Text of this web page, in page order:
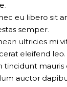
eu libero sit
semper.
ultricies mi
eleifend leo.
tincidunt mauris
auctor